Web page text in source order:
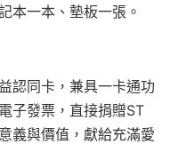
本一本、墊板一張。
認同卡，兼具一卡通功
子發票，直接捐贈ST
義與價值，獻給充滿愛